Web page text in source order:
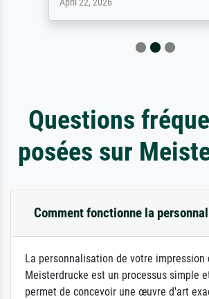
Questions
posées sur
Comment fonctionne la
La personnalisation de votre impression
Meisterdrucke est un processus simple
permet de concevoir une œuvre d'art